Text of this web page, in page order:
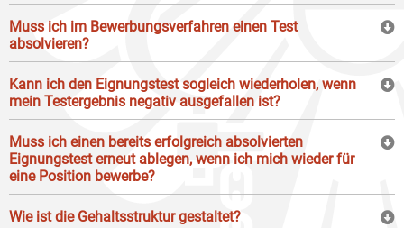
Muss ich im Bewerbungsverfahren einen Test
absolvieren?
Kann ich den Eignungstest sogleich wiederholen, wenn
mein Testergebnis negativ ausgefallen ist?
Muss ich einen bereits erfolgreich absolvierten
Eignungstest erneut ablegen, wenn ich mich wieder für
eine Position bewerbe?
Wie ist die Gehaltsstruktur gestaltet?